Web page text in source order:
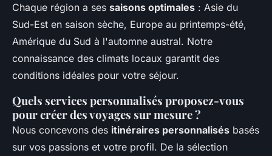
Chaque région a ses saisons optimales : Asie du
Sud-Est en saison sèche, Europe au printemps-été,
Amérique du Sud à l'automne austral. Notre
connaissance des climats locaux garantit des
conditions idéales pour votre séjour.
Quels services personnalisés proposez-vous
pour créer des voyages sur mesure ?
Nous concevons des itinéraires personnalisés basés
sur vos passions et votre profil. De la sélection